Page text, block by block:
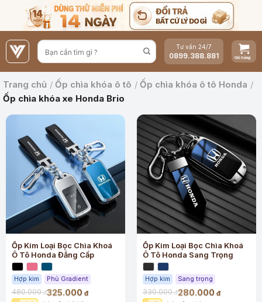
nội
dung
Tư vấn 24/7
0899.388.881
Trang chủ / Ốp chìa khóa ô tô / Ốp chìa khóa ô tô Honda /
Ốp chìa khóa xe Honda Brio
Ốp Kim Loại Bọc Chìa Khoá
Ô Tô Honda Đẳng Cấp
Hợp kim Phủ Gradient
480.000đ325.000 đ
Ốp Kim Loại Bọc Chìa Khoá
Ô Tô Honda Sang Trọng
Hợp kim Sang trọng
330.000đ280.000 đ